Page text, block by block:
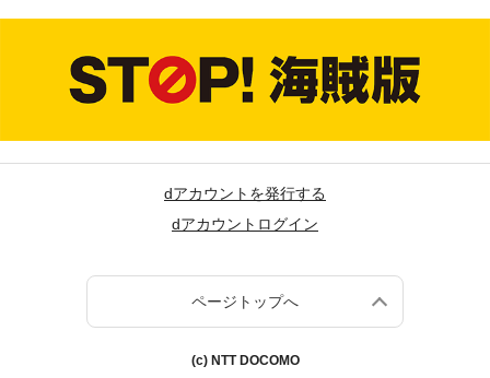
dアカウントを発行する
dアカウントログイン
ページトップへ
(c) NTT DOCOMO